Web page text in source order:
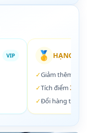
VIP 🥇 HẠNG
✓Giảm thêm
✓Tích điểm 3%
✓Đổi hàng trong